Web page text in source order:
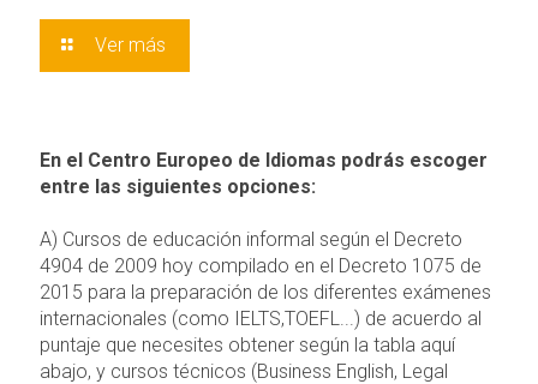
Ver más
En el Centro Europeo de Idiomas podrás escoger
entre las siguientes opciones:
A) Cursos de educación informal según el Decreto
4904 de 2009 hoy compilado en el Decreto 1075 de
2015 para la preparación de los diferentes exámenes
internacionales (como IELTS,TOEFL...) de acuerdo al
puntaje que necesites obtener según la tabla aquí
abajo, y cursos técnicos (Business English, Legal